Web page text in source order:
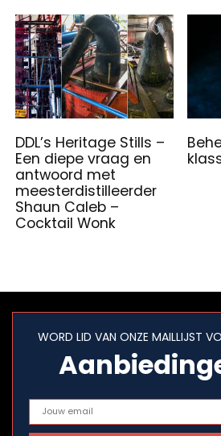
DDL’s Heritage Stills –
Een diepe vraag en
antwoord met
meesterdistilleerder
Shaun Caleb –
Cocktail Wonk
WORD LID VAN ONZE MAILLIJST